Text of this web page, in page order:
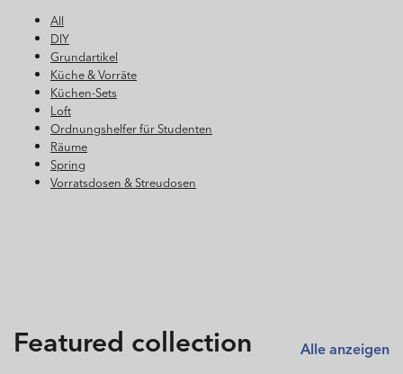
All
DIY
Grundartikel
Küche & Vorräte
Küchen-Sets
Loft
Ordnungshelfer für Studenten
Räume
Spring
Vorratsdosen & Streudosen
Featured collection Alle anzeigen